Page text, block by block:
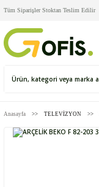
Tüm Siparişler Stoktan Teslim Edilir
Anasayfa TELEVİZYON